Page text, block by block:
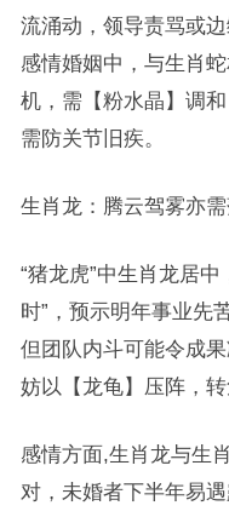
流涌动，领导责骂或
感情婚姻中，与生肖
机，需【粉水晶】调
需防关节旧疾。
生肖龙：腾云驾雾亦
“猪龙虎”中生肖龙居
时”，预示明年事业先
但团队内斗可能令成
妨以【龙龟】压阵，转
感情方面,生肖龙与生
对，未婚者下半年易